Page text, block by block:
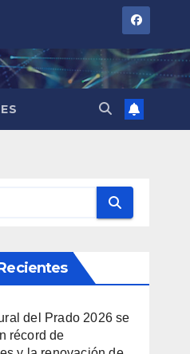
del Prado 2026 se
récord de